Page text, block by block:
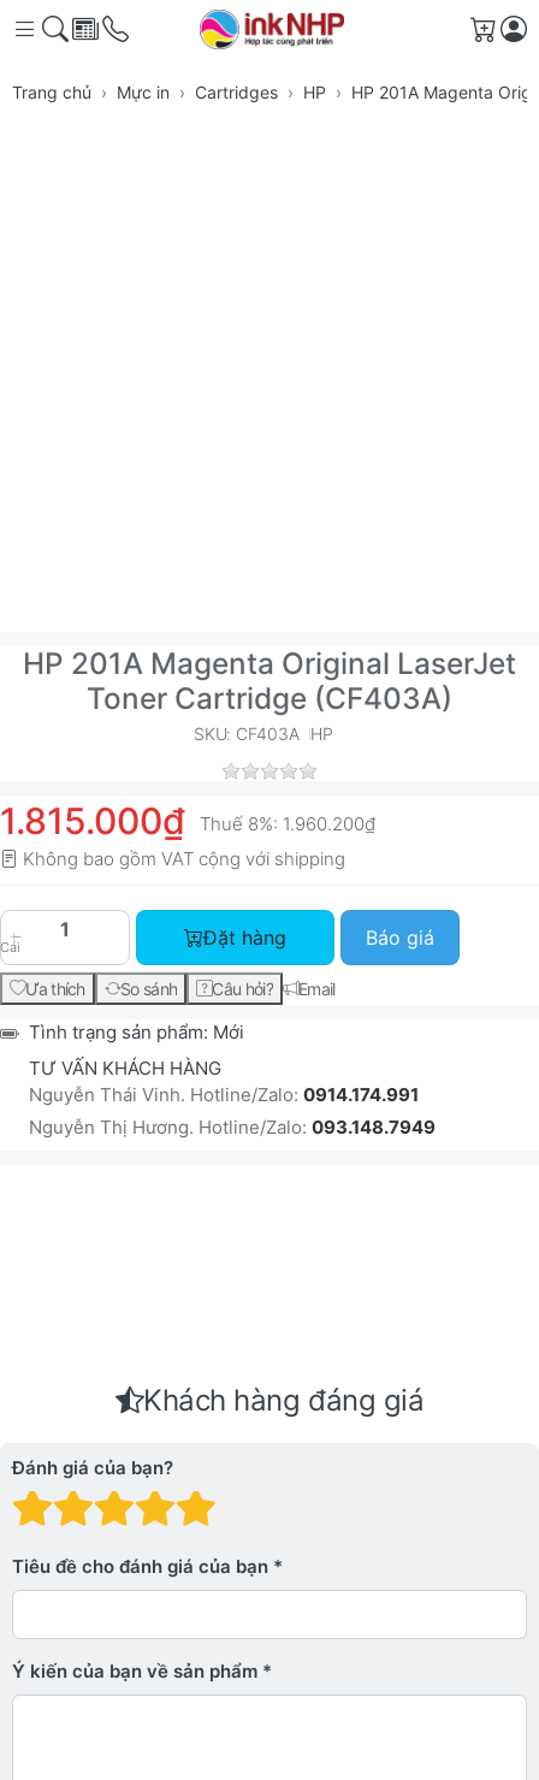
Giỏ
Trang chủ Mực in Cartridges HP HP 201A Magenta
HP 201A Magenta Original LaserJet
Toner Cartridge (CF403A)
SKU: CF403A HP
1.815.000₫ Thuế 8%: 1.960.200₫
Không bao gồm VAT cộng với shipping
Cái
HP 201A Magenta Original LaserJet Toner
Đặt hàng Báo giá
Ưa thích So sánh Câu hỏi? Email
Tình trạng sản phẩm: Mới
TƯ VẤN KHÁCH HÀNG
Nguyễn Thái Vinh. Hotline/Zalo: 0914.174.991
Nguyễn Thị Hương. Hotline/Zalo: 093.148.7949
Khách hàng đáng giá
Đánh giá của bạn?
Đánh giá: 4 trên 5
Đánh giá: 3 trên 5 sao.
Đánh giá: 2 trên 5 sao.
Đánh giá: 1 trên 5 sao. Xấu
Tiêu đề cho đánh giá của bạn
Ý kiến ​​của bạn về sản phẩm